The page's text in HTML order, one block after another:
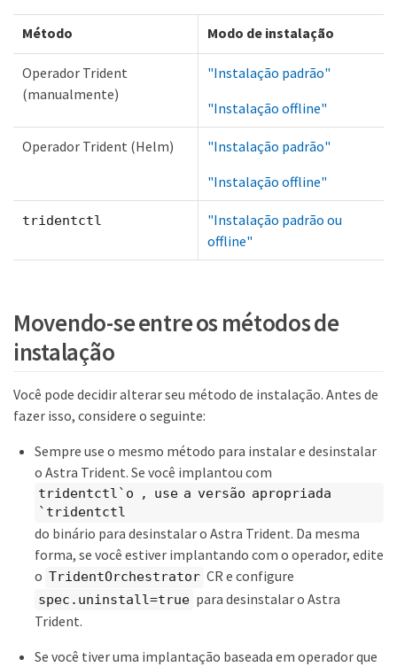
Método Modo de instalação
Operador Trident
(manualmente)
"Instalação padrão"
"Instalação offline"
Operador Trident (Helm)
"Instalação padrão"
"Instalação offline"
tridentctl
"Instalação padrão ou
offline"
Movendo-se entre os métodos de
instalação
Você pode decidir alterar seu método de instalação. Antes de
fazer isso, considere o seguinte:
Sempre use o mesmo método para instalar e desinstalar
o Astra Trident. Se você implantou com
tridentctl`o , use a versão apropriada
`tridentctl
do binário para desinstalar o Astra Trident. Da mesma
forma, se você estiver implantando com o operador, edite
o TridentOrchestrator CR e configure
spec.uninstall=true para desinstalar o Astra
Trident.
Se você tiver uma implantação baseada em operador que